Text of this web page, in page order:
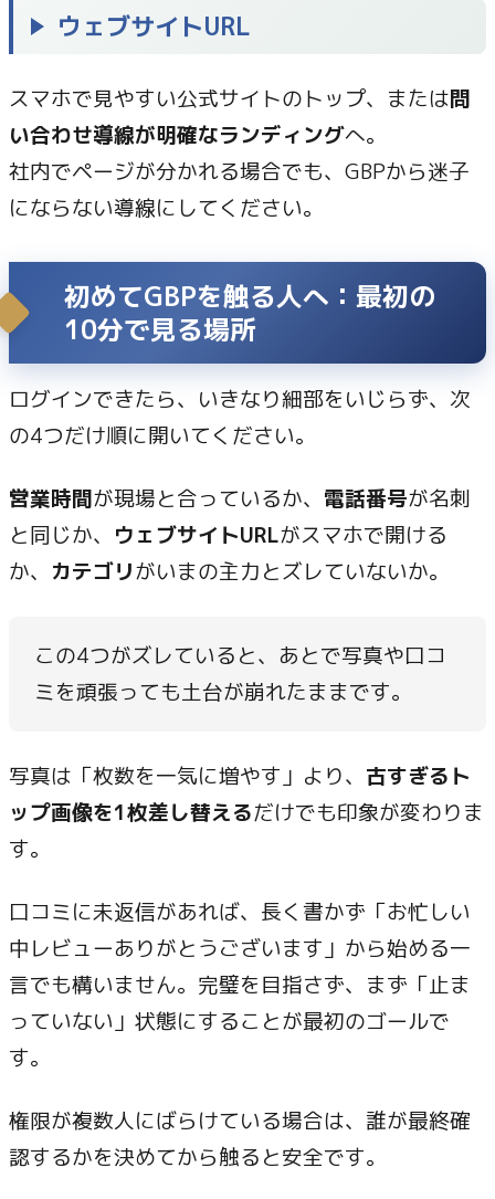
ウェブサイトURL
スマホで見やすい公式サイトのトップ、または問
い合わせ導線が明確なランディングへ。
社内でページが分かれる場合でも、GBPから迷子
にならない導線にしてください。
初めてGBPを触る人へ：最初の
10分で見る場所
ログインできたら、いきなり細部をいじらず、次
の4つだけ順に開いてください。
営業時間が現場と合っているか、 電話番号が名刺
と同じか、 ウェブサイトURLがスマホで開ける
か、 カテゴリがいまの主力とズレていないか。
この4つがズレていると、あとで写真や口コ
ミを頑張っても土台が崩れたままです。
写真は「枚数を一気に増やす」より、 古すぎるト
ップ画像を1枚差し替えるだけでも印象が変わりま
す。
口コミに未返信があれば、長く書かず「お忙しい
中レビューありがとうございます」から始める一
言でも構いません。完璧を目指さず、まず「止ま
っていない」状態にすることが最初のゴールで
す。
権限が複数人にばらけている場合は、誰が最終確
認するかを決めてから触ると安全です。